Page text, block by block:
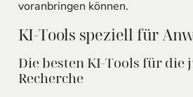
voranbringen können.
KI-Tools speziell für
Die besten KI-Tools für die
Recherche